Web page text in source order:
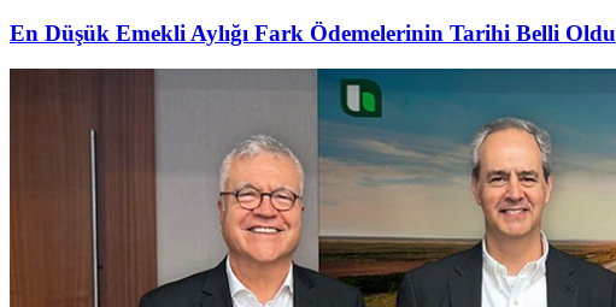
En Düşük Emekli Aylığı Fark Ödemelerinin Tarihi Belli Oldu